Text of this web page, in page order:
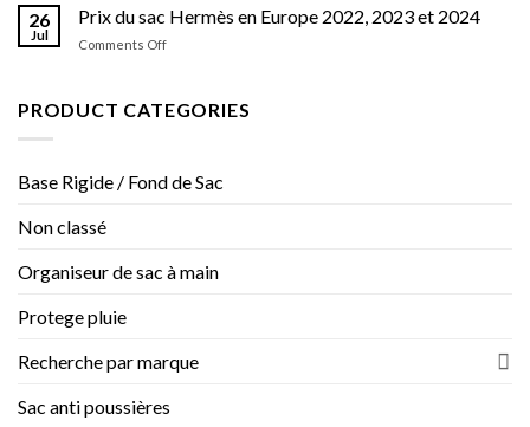
Neverfull
MM
ilLe
2025
26
Jul
Prix ​​du sac Hermès en Europe 2022, 2023 et 2024
Comments Offon
du
Europe
2024
PRODUCT CATEGORIES
Base Rigide / Fond de Sac
Non classé
Organiseur de sac à main
Protege pluie
Recherche par marque
Sac anti poussières